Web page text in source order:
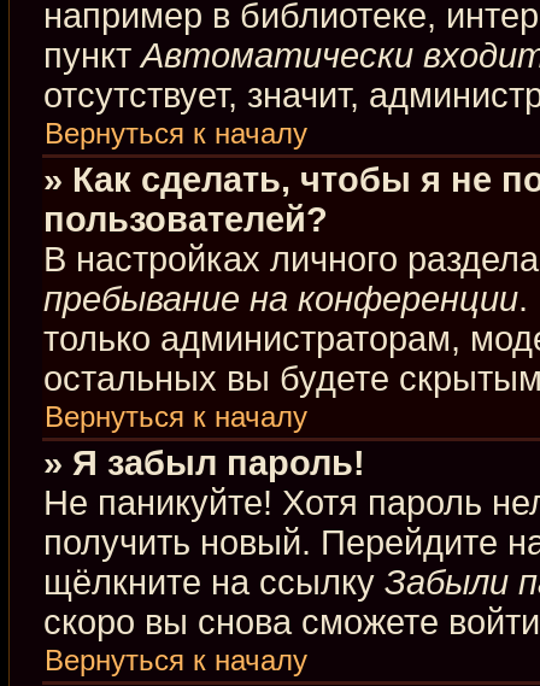
например в библиотеке,
пунктАвтоматически
отсутствует, значит,
Вернуться к началу
» Как сделать, чтобы я не
пользователей?
В настройках личного
пребывание на конференции.
только администраторам,
остальных вы будете
Вернуться к началу
» Я забыл пароль!
Не паникуйте! Хотя пароль
получить новый. Перейдите
щёлкните на ссылку Забыли
скоро вы снова сможете
Вернуться к началу